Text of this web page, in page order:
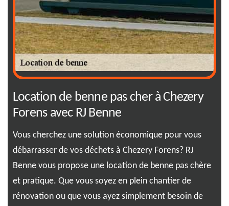
Location de benne pas cher à Chezery
Forens avec RJ Benne
Vous cherchez une solution économique pour vous
débarrasser de vos déchets à Chezery Forens? RJ
Benne vous propose une location de benne pas chère
et pratique. Que vous soyez en plein chantier de
rénovation ou que vous ayez simplement besoin de